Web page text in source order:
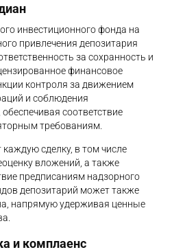
инвестиционного фонда на
привлечения депозитария
за сохранность и
финансовое
контроля за движением
и соблюдения
соответствие
требованиям.
сделку, в том числе
вложений, а также
предписаниям надзорного
депозитарий может также
напрямую удерживая ценные
и комплаенс